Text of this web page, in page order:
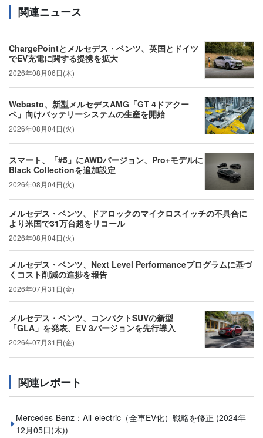
関連ニュース
ChargePointとメルセデス・ベンツ、英国とドイツ
でEV充電に関する提携を拡大
2026年08月06日(木)
Webasto、新型メルセデスAMG「GT 4ドアクー
ペ」向けバッテリーシステムの生産を開始
2026年08月04日(火)
スマート、「#5」にAWDバージョン、Pro+モデルに
Black Collectionを追加設定
2026年08月04日(火)
メルセデス・ベンツ、ドアロックのマイクロスイッチの不具合に
より米国で31万台超をリコール
2026年08月04日(火)
メルセデス・ベンツ、Next Level Performanceプログラムに基づ
くコスト削減の進捗を報告
2026年07月31日(金)
メルセデス・ベンツ、コンパクトSUVの新型
「GLA」を発表、EV 3バージョンを先行導入
2026年07月31日(金)
関連レポート
Mercedes-Benz：All-electric（全車EV化）戦略を修正 (2024年
12月05日(木))